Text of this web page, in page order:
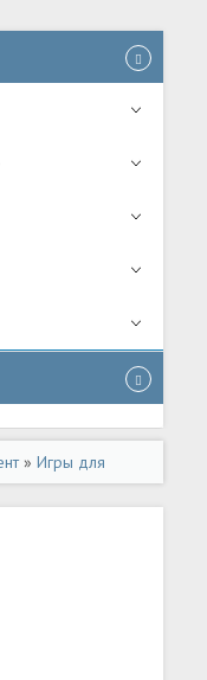
»Игры для